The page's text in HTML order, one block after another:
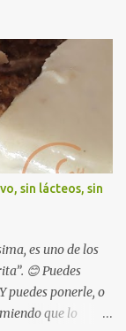
sin lácteos, sin
es uno de los
😊 Puedes
puedes ponerle, o
que lo